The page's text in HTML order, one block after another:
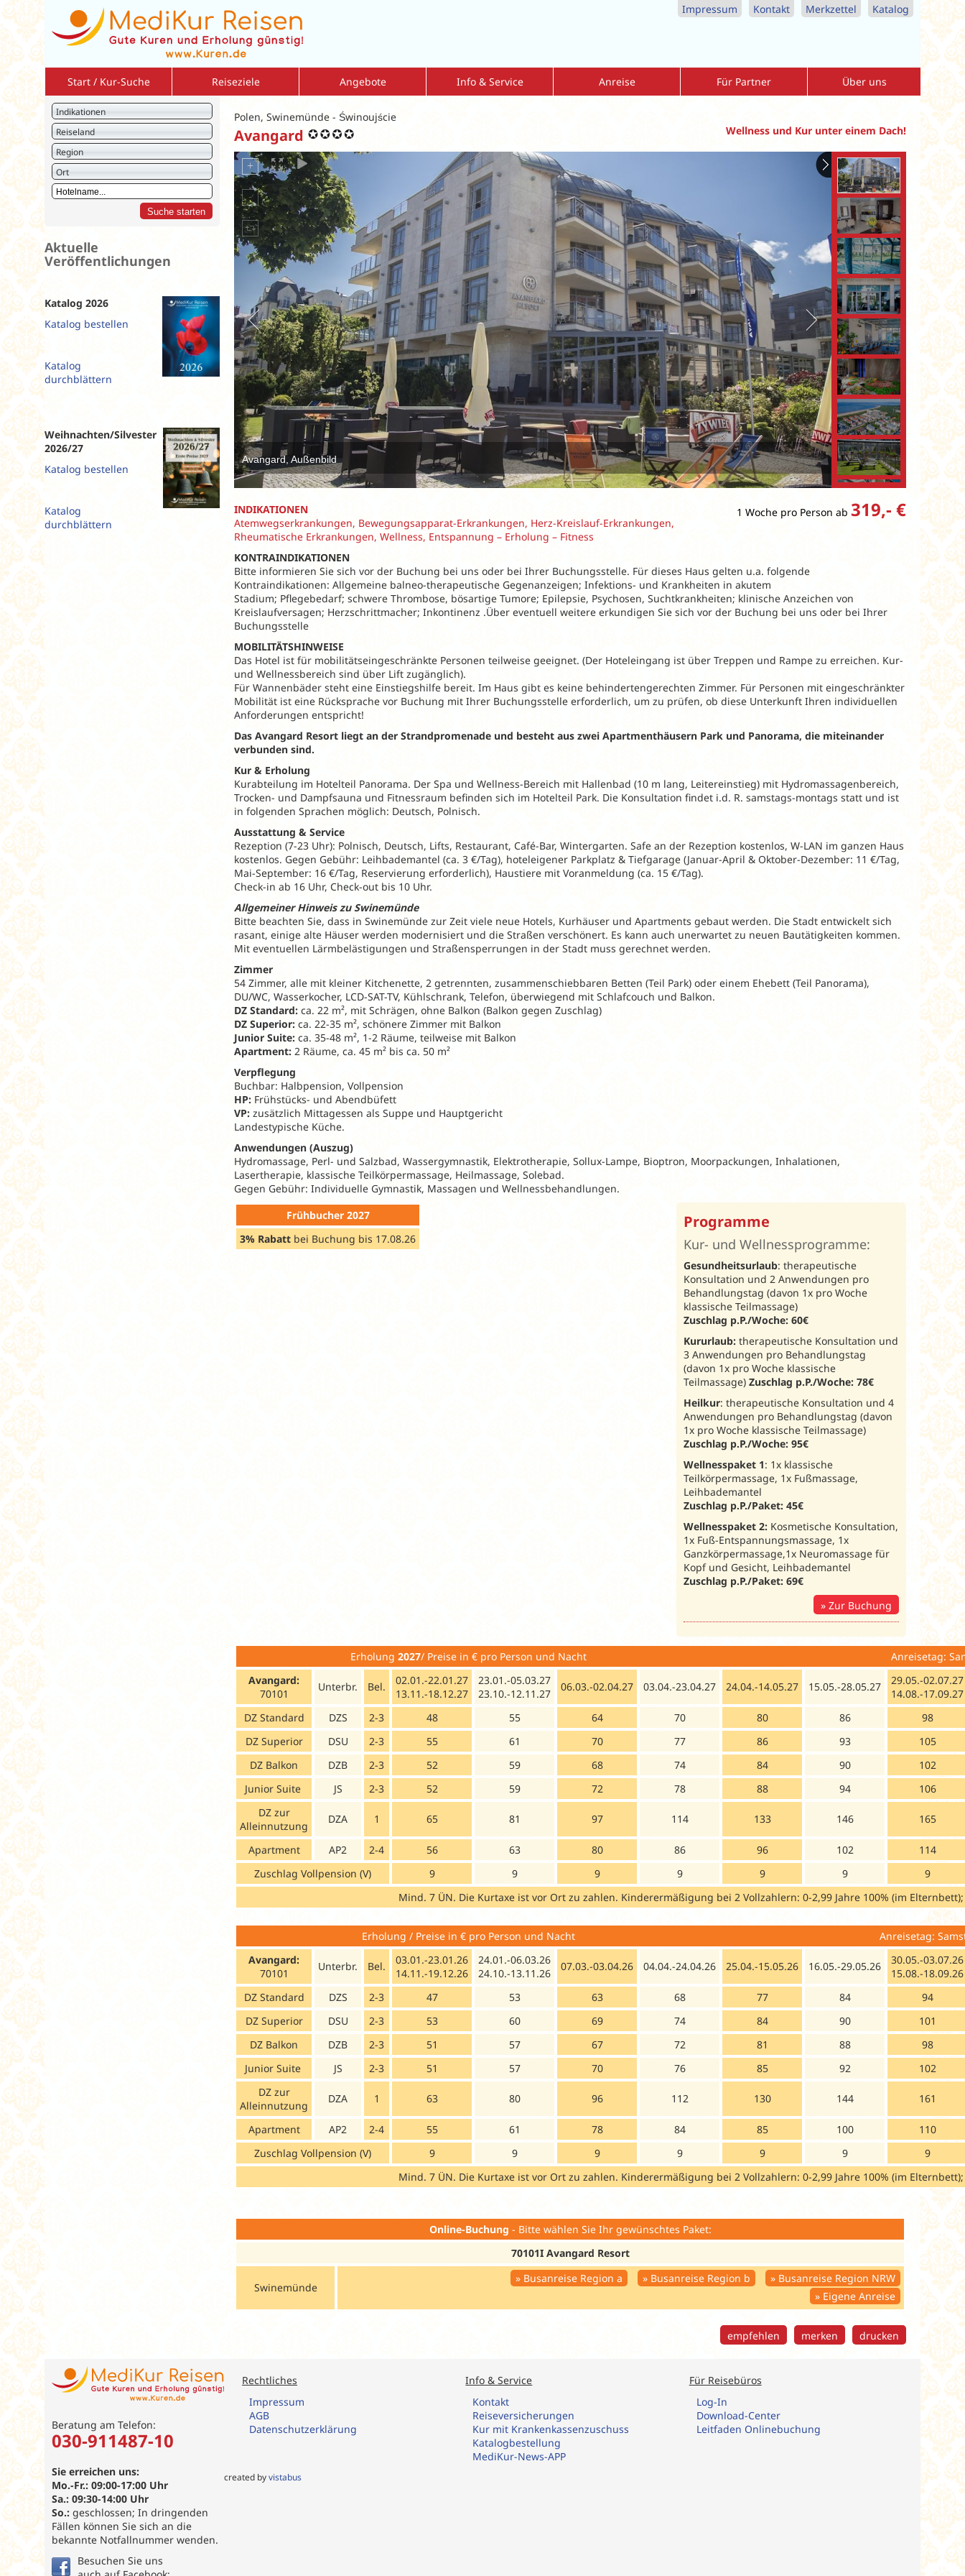
Impressum Kontakt Merkzettel Katalog
Start / Kur-Suche
Reiseziele
Bulgarien
Deutschland
Israel
Italien
Jordanien
Kreuzfahrten
Kroatien
Montenegro
Rumänien
Slowakei
Slowenien
Spanien
Tschechien
Angebote
Sonderangebote
2 reisen = 1 zahlt
Volkskuren
Volksurlaub
Kuren nach Indikationen
Stärkung der Atemwege
Info & Service
Dialyse vor Ort
Kataloge
Geschenkgutscheine
Newsletter
Aktuelle Informationen
Leitfaden Onlinebuchung
MediKur vor Ort
MediKur-App
Anreise
Für Partner
Download-Center
Katalogbestellung Reisebüros
Über uns
Allgemeine-Reisebedingungen
Datenschutzerklärung
Kontaktformular
MediKur Reisen
Indikationen
Reiseland
Region
Ort
Aktuelle
Veröffentlichungen
Katalog 2026
Katalog bestellen
Katalog
durchblättern
Weihnachten/Silvester
2026/27
Katalog bestellen
Katalog
durchblättern
Polen, Swinemünde - Świnoujście
Wellness und Kur unter einem Dach!
Avangard
Avangard, Außenbild
1 Woche pro Person ab 319,- €
INDIKATIONEN
Atemwegserkrankungen, Bewegungsapparat-Erkrankungen, Herz-Kreislauf-Erkrankungen,
Rheumatische Erkrankungen, Wellness, Entspannung – Erholung – Fitness
KONTRAINDIKATIONEN
Bitte informieren Sie sich vor der Buchung bei uns oder bei Ihrer Buchungsstelle. Für dieses Haus gelten u.a. folgende
Kontraindikationen: Allgemeine balneo-therapeutische Gegenanzeigen; Infektions- und Krankheiten in akutem
Stadium; Pflegebedarf; schwere Thrombose, bösartige Tumore; Epilepsie, Psychosen, Suchtkrankheiten; klinische Anzeichen von
Kreislaufversagen; Herzschrittmacher; Inkontinenz .Über eventuell weitere erkundigen Sie sich vor der Buchung bei uns oder bei Ihrer
Buchungsstelle
MOBILITÄTSHINWEISE
Das Hotel ist für mobilitätseingeschränkte Personen teilweise geeignet. (Der Hoteleingang ist über Treppen und Rampe zu erreichen. Kur-
und Wellnessbereich sind über Lift zugänglich).
Für Wannenbäder steht eine Einstiegshilfe bereit. Im Haus gibt es keine behindertengerechten Zimmer. Für Personen mit eingeschränkter
Mobilität ist eine Rücksprache vor Buchung mit Ihrer Buchungsstelle erforderlich, um zu prüfen, ob diese Unterkunft Ihren individuellen
Anforderungen entspricht!
Das Avangard Resort liegt an der Strandpromenade und besteht aus zwei Apartmenthäusern Park und Panorama, die miteinander
verbunden sind.
Kur & Erholung
Kurabteilung im Hotelteil Panorama. Der Spa und Wellness-Bereich mit Hallenbad (10 m lang, Leitereinstieg) mit Hydromassagenbereich,
Trocken- und Dampfsauna und Fitnessraum befinden sich im Hotelteil Park. Die Konsultation findet i.d. R. samstags-montags statt und ist
in folgenden Sprachen möglich: Deutsch, Polnisch.
Ausstattung & Service
Rezeption (7-23 Uhr): Polnisch, Deutsch, Lifts, Restaurant, Café-Bar, Wintergarten. Safe an der Rezeption kostenlos, W-LAN im ganzen Haus
kostenlos. Gegen Gebühr: Leihbademantel (ca. 3 €/Tag), hoteleigener Parkplatz & Tiefgarage (Januar-April & Oktober-Dezember: 11 €/Tag,
Mai-September: 16 €/Tag, Reservierung erforderlich), Haustiere mit Voranmeldung (ca. 15 €/Tag).
Check-in ab 16 Uhr, Check-out bis 10 Uhr.
Allgemeiner Hinweis zu Swinemünde
Bitte beachten Sie, dass in Swinemünde zur Zeit viele neue Hotels, Kurhäuser und Apartments gebaut werden. Die Stadt entwickelt sich
rasant, einige alte Häuser werden modernisiert und die Straßen verschönert. Es kann auch unerwartet zu neuen Bautätigkeiten kommen.
Mit eventuellen Lärmbelästigungen und Straßensperrungen in der Stadt muss gerechnet werden.
Zimmer
54 Zimmer, alle mit kleiner Kitchenette, 2 getrennten, zusammenschiebbaren Betten (Teil Park) oder einem Ehebett (Teil Panorama),
DU/WC, Wasserkocher, LCD-SAT-TV, Kühlschrank, Telefon, überwiegend mit Schlafcouch und Balkon.
DZ Standard: ca. 22 m², mit Schrägen, ohne Balkon (Balkon gegen Zuschlag)
DZ Superior: ca. 22-35 m², schönere Zimmer mit Balkon
Junior Suite: ca. 35-48 m², 1-2 Räume, teilweise mit Balkon
Apartment: 2 Räume, ca. 45 m² bis ca. 50 m²
Verpflegung
Buchbar: Halbpension, Vollpension
HP: Frühstücks- und Abendbüfett
VP: zusätzlich Mittagessen als Suppe und Hauptgericht
Landestypische Küche.
Anwendungen (Auszug)
Hydromassage, Perl- und Salzbad, Wassergymnastik, Elektrotherapie, Sollux-Lampe, Bioptron, Moorpackungen, Inhalationen,
Lasertherapie, klassische Teilkörpermassage, Heilmassage, Solebad.
Gegen Gebühr: Individuelle Gymnastik, Massagen und Wellnessbehandlungen.
Programme
Kur- und Wellnessprogramme:
Gesundheitsurlaub: therapeutische
Konsultation und 2 Anwendungen pro
Behandlungstag (davon 1x pro Woche
klassische Teilmassage)
Zuschlag p.P./Woche: 60€
Kururlaub: therapeutische Konsultation und
3 Anwendungen pro Behandlungstag
(davon 1x pro Woche klassische
Teilmassage) Zuschlag p.P./Woche: 78€
Heilkur: therapeutische Konsultation und 4
Anwendungen pro Behandlungstag (davon
1x pro Woche klassische Teilmassage)
Zuschlag p.P./Woche: 95€
Wellnesspaket 1: 1x klassische
Teilkörpermassage, 1x Fußmassage,
Leihbademantel
Zuschlag p.P./Paket: 45€
Wellnesspaket 2: Kosmetische Konsultation,
1x Fuß-Entspannungsmassage, 1x
Ganzkörpermassage,1x Neuromassage für
Kopf und Gesicht, Leihbademantel
Zuschlag p.P./Paket: 69€
Zur Buchung
Frühbucher 2027
3% Rabatt bei Buchung bis 17.08.26
Erholung 2027/ Preise in € pro Person und Nacht Anreisetag: Samstag /
Avangard:
70101
Unterbr. Bel.
02.01.-22.01.27
13.11.-18.12.27
23.01.-05.03.27
23.10.-12.11.27
06.03.-02.04.27 03.04.-23.04.27 24.04.-14.05.27 15.05.-28.05.27
29.05.-02.07.27
14.08.-17.09.27
DZ Standard
DZS 2-3 48 55 64 70 80 86
98
DZ Superior
DSU 2-3 55 61 70 77 86 93
105
DZ Balkon
DZB 2-3 52 59 68 74 84 90
102
Junior Suite
JS 2-3 52 59 72 78 88 94
106
DZ zur
Alleinnutzung
DZA 1 65 81 97 114 133 146 165
Apartment AP2 2-4 56 63 80 86 96 102
114
Zuschlag Vollpension (V)
9 9 9 9 9 9
9
Mind. 7 ÜN. Die Kurtaxe ist vor Ort zu zahlen. Kinderermäßigung bei 2 Vollzahlern: 0-2,99 Jahre 100% (im Elternbett);
Erholung / Preise in € pro Person und Nacht Anreisetag: Samstag /
Avangard:
70101
Unterbr. Bel.
03.01.-23.01.26
14.11.-19.12.26
24.01.-06.03.26
24.10.-13.11.26
07.03.-03.04.26 04.04.-24.04.26 25.04.-15.05.26 16.05.-29.05.26
30.05.-03.07.26
15.08.-18.09.26
DZ Standard
DZS 2-3 47 53 63 68 77 84
94
DZ Superior
DSU 2-3 53 60 69 74 84 90
101
DZ Balkon
DZB 2-3 51 57 67 72 81 88
98
Junior Suite
JS 2-3 51 57 70 76 85 92
102
DZ zur
Alleinnutzung
DZA 1 63 80 96 112 130 144 161
Apartment AP2 2-4 55 61 78 84 85 100
110
Zuschlag Vollpension (V)
9 9 9 9 9 9
9
Mind. 7 ÜN. Die Kurtaxe ist vor Ort zu zahlen. Kinderermäßigung bei 2 Vollzahlern: 0-2,99 Jahre 100% (im Elternbett);
Online-Buchung - Bitte wählen Sie Ihr gewünschtes Paket:
70101I Avangard Resort
Swinemünde
Busanreise Region a Busanreise Region b
Busanreise Region NRW
Eigene Anreise
drucken
merken
empfehlen
Beratung am Telefon:
030-911487-10
Sie erreichen uns:
Mo.-Fr.: 09:00-17:00 Uhr
Sa.: 09:30-14:00 Uhr
So.: geschlossen; In dringenden
Fällen können Sie sich an die
bekannte Notfallnummer wenden.
Besuchen Sie uns
Rechtliches
Impressum
AGB
Datenschutzerklärung
Info & Service
Kontakt
Reiseversicherungen
Kur mit Krankenkassenzuschuss
Katalogbestellung
MediKur-News-APP
Für Reisebüros
Log-In
Download-Center
Leitfaden Onlinebuchung​
created byvistabus